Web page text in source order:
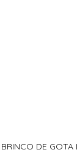
BRINCO DE